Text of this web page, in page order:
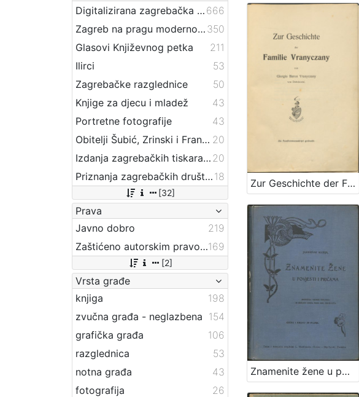
Digitalizirana zagrebačka baština 666
Zagreb na pragu modernog doba 350
Glasovi Književnog petka
211
Ilirci
53
Zagrebačke razglednice
50
Knjige za djecu i mladež
43
Portretne fotografije
43
Obitelji Šubić, Zrinski i Frankopan 20
Izdanja zagrebačkih tiskara 17. i 18. stoljeća 20
Priznanja zagrebačkih društava 18
[32]
Prava
Javno dobro
219
Zaštićeno autorskim pravom169
[2]
Vrsta građe
knjiga
198
zvučna građa - neglazbena 154
grafička građa
106
razglednica
53
notna građa
43
fotografija
26
Zur Geschichte der Familie Vranyczany : als Familienmanuskript gedruckt / von Giorgio Baron Vranyczany von Dobinović
Znamenite žene u povjesti i pričama / sastavila Marija Jambrišak